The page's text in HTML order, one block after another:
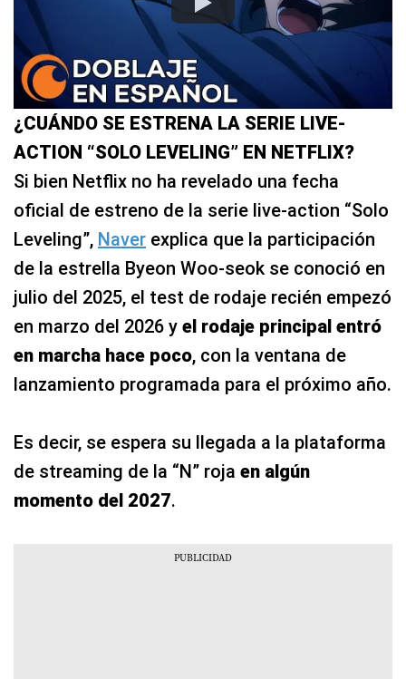
¿CUÁNDO SE ESTRENA LA SERIE LIVE-
ACTION “SOLO LEVELING” EN NETFLIX?
Si bien Netflix no ha revelado una fecha
oficial de estreno de la serie live-action “Solo
Leveling”, Naver explica que la participación
de la estrella Byeon Woo-seok se conoció en
julio del 2025, el test de rodaje recién empezó
en marzo del 2026 y el rodaje principal entró
en marcha hace poco, con la ventana de
lanzamiento programada para el próximo año.
Es decir, se espera su llegada a la plataforma
de streaming de la “N” roja en algún
momento del 2027.